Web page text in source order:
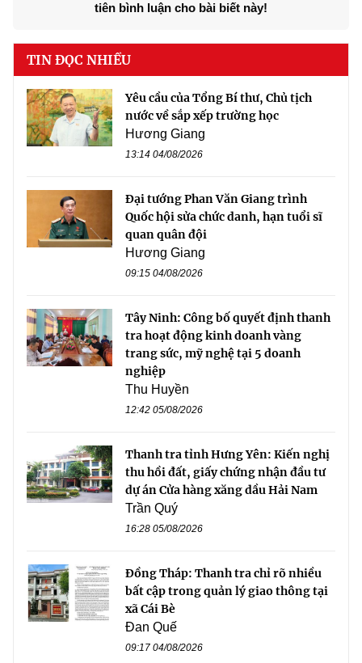
tiên bình luận cho bài biết này!
TIN ĐỌC NHIỀU
Yêu cầu của Tổng Bí thư, Chủ tịch
nước về sắp xếp trường học
Hương Giang
13:14 04/08/2026
Đại tướng Phan Văn Giang trình
Quốc hội sửa chức danh, hạn tuổi sĩ
quan quân đội
Hương Giang
09:15 04/08/2026
Tây Ninh: Công bố quyết định thanh
tra hoạt động kinh doanh vàng
trang sức, mỹ nghệ tại 5 doanh
nghiệp
Thu Huyền
12:42 05/08/2026
Thanh tra tỉnh Hưng Yên: Kiến nghị
thu hồi đất, giấy chứng nhận đầu tư
dự án Cửa hàng xăng dầu Hải Nam
Trần Quý
16:28 05/08/2026
Đồng Tháp: Thanh tra chỉ rõ nhiều
bất cập trong quản lý giao thông tại
xã Cái Bè
Đan Quế
09:17 04/08/2026